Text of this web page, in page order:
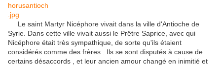
Le saint Martyr Nicéphore vivait dans la ville d'Antioche de
Syrie. Dans cette ville vivait aussi le Prêtre Saprice, avec qui
Nicéphore était très sympathique, de sorte qu'ils étaient
considérés comme des frères .
Ils se sont disputés à cause de
certains désaccords , et leur ancien amour changé en inimitié et